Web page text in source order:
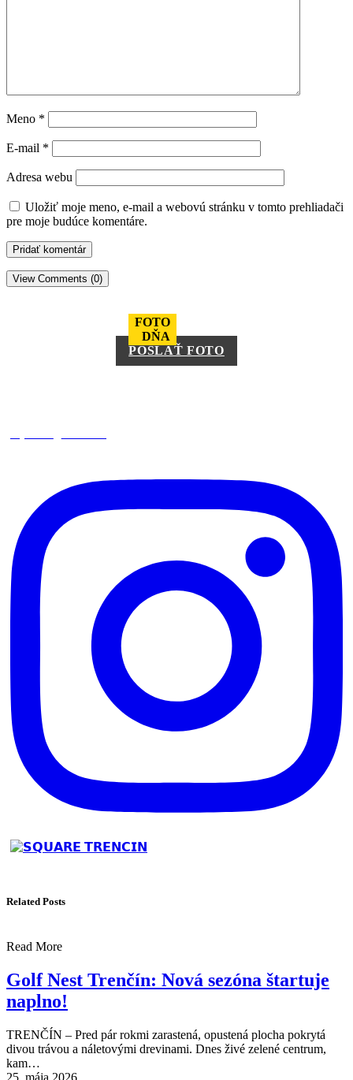
Meno *
E-mail *
Adresa webu
Uložiť moje meno, e-mail a webovú stránku v tomto prehliadači
pre moje budúce komentáre.
View Comments (0)
FOTO
DŇA
POSLAŤ FOTO
Related Posts
Read More
Golf Nest Trenčín: Nová sezóna štartuje
naplno!
TRENČÍN – Pred pár rokmi zarastená, opustená plocha pokrytá
divou trávou a náletovými drevinami. Dnes živé zelené centrum,
kam…
25. mája 2026